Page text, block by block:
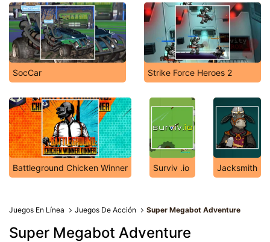
SocCar Strike Force Heroes 2
Battleground Chicken Winner Surviv .io Jacksmith
Juegos En Línea Juegos De Acción Super Megabot Adventure
Super Megabot Adventure